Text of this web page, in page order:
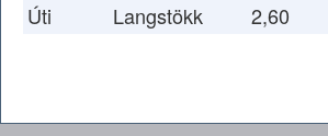
Úti Langstökk 2,60